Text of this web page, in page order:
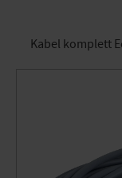
Kabel komplett